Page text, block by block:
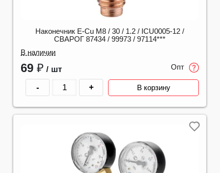
Наконечник E-Cu М8 / 30 / 1.2 / ICU0005-12 /
СВАРОГ 87434 / 99973 / 97114***
В наличии
69 ₽ / шт Опт
- + В корзину